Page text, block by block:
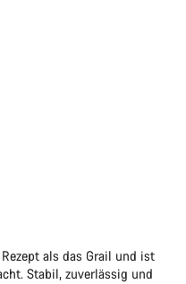
als das Grail und ist
Stabil, zuverlässig und